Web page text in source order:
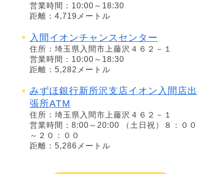
営業時間：10:00～18:30
距離：4,719メートル
入間イオンチャンスセンター
住所：埼玉県入間市上藤沢４６２－１
営業時間：10:00～18:30
距離：5,282メートル
みずほ銀行新所沢支店イオン入間店出
張所ATM
住所：埼玉県入間市上藤沢４６２－１
営業時間：8:00～20:00 （土日祝）８：００
～２０：００
距離：5,286メートル